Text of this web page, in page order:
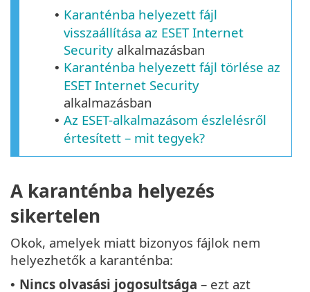
• Karanténba helyezett fájl
visszaállítása az ESET Internet
Security alkalmazásban
• Karanténba helyezett fájl törlése az
ESET Internet Security
alkalmazásban
• Az ESET-alkalmazásom észlelésről
értesített – mit tegyek?
A karanténba helyezés
sikertelen
Okok, amelyek miatt bizonyos fájlok nem
helyezhetők a karanténba:
• Nincs olvasási jogosultsága – ezt azt